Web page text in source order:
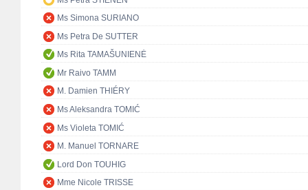
Ms Simona SURIANO
Ms Petra De SUTTER
Ms Rita TAMAŠUNIENĖ
Mr Raivo TAMM
M. Damien THIÉRY
Ms Aleksandra TOMIĆ
Ms Violeta TOMIĆ
M. Manuel TORNARE
Lord Don TOUHIG
Mme Nicole TRISSE